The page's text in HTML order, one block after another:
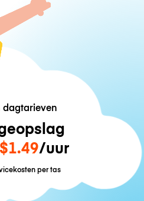
dagtarieven
$1.49/uur
per tas